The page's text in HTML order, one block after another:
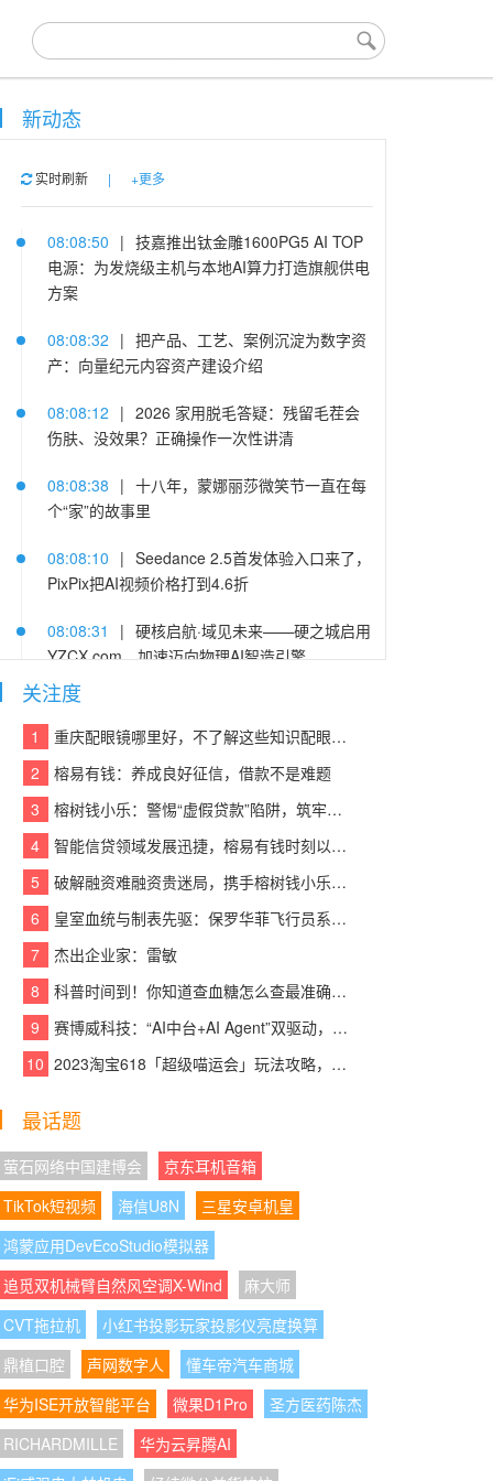
新动态
实时刷新 | +更多
08:08:50 | 技嘉推出钛金雕1600PG5 AI TOP
电源：为发烧级主机与本地AI算力打造旗舰供电
方案
08:08:32 | 把产品、工艺、案例沉淀为数字资
产：向量纪元内容资产建设介绍
08:08:12 | 2026 家用脱毛答疑：残留毛茬会
伤肤、没效果？正确操作一次性讲清
08:08:38 | 十八年，蒙娜丽莎微笑节一直在每
个“家”的故事里
08:08:10 | Seedance 2.5首发体验入口来了，
PixPix把AI视频价格打到4.6折
08:08:31 | 硬核启航·域见未来——硬之城启用
YZCX.com，加速迈向物理AI智造引擎
08:08:55
砖电池经得起“甄”考验
08:07:42 |
一组数据看懂2026上半年电摩：头
部企业筑壁垒，产品线加速细分化
08:07:01 | 库存周期缩短一半，厨房家居头部
电商品牌用WPS Comate重构经营流程
08:07:43 | 首个参与宇航标准制定的冰箱企
业，美的冰箱有哪些技术硬实力
08:07:10 | 匠心铸就品质，创新引领未来——
富都华创谱写办公家具行业新篇章
08:07:38 |
四载深耕，向美而行：vivo 202
08:07:10 | Bitget rToken费率全面升级，VIP
及PRO用户可享受阶梯费率及手续费折扣
08:07:14 | 杨隐峰入选“2026浙商青年榜样”，
泛嘉数智创新引领企业服务升级
08:07:06 | 萤石携手北京字节跳动公益基金
会、火山引擎，以AI之眼点亮“少年奇遇季”暑期
公益研学
08:07:40 | 深化“一带一路”交流合作，六国慢
病防控代表团到访甘李药业
关注度
1
重庆配眼镜哪里好，不了解这些知识配眼镜会被坑！
2
榕易有钱：养成良好征信，借款不是难题
3
榕树钱小乐：警惕“虚假贷款”陷阱，筑牢反诈“防火墙”
4
智能信贷领域发展迅捷，榕易有钱时刻以客户为中心，回报每一份信任
5
破解融资难融资贵迷局，携手榕树钱小乐，让贷款成功触手可及
6
皇室血统与制表先驱：保罗华菲飞行员系列与百达翡丽Calatrava的百年对话
7
杰出企业家：雷敏
8
科普时间到！你知道查血糖怎么查最准确吗？
9
赛博威科技：“AI中台+AI Agent”双驱动，【CYBER AI】智赋打造企业级AI大脑
10 2023淘宝618「超级喵运会」玩法攻略，领喵币升级猫猫瓜分5亿，附618红包口
最话题
萤石网络中国建博会
京东耳机音箱
TikTok短视频
海信U8N
三星安卓机皇
鸿蒙应用DevEcoStudio模拟器
追觅双机械臂自然风空调X-Wind
麻大师
CVT拖拉机
小红书投影玩家投影仪亮度换算
鼎植口腔
声网数字人
懂车帝汽车商城
华为ISE开放智能平台
微果D1Pro
圣方医药陈杰
RICHARDMILLE
华为云昇腾AI